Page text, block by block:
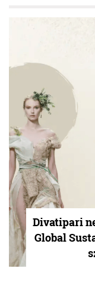
Divatipari
Global